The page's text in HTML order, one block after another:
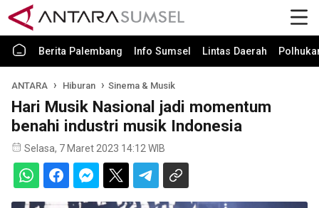
Berita Palembang Info Sumsel Lintas Daerah
ANTARA Hiburan Sinema & Musik
Hari Musik Nasional jadi momentum
benahi industri musik Indonesia
Selasa, 7 Maret 2023 14:12 WIB